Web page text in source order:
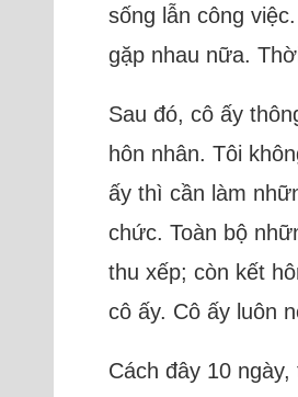
sống lẫn công
gặp nhau nữa.
Sau đó, cô ấy
hôn nhân. Tôi
ấy thì cần làm
chức. Toàn bộ
thu xếp; còn kết
cô ấy. Cô ấy luôn
Cách đây 10